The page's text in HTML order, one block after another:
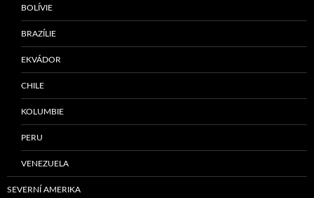
BOLÍVIE
BRAZÍLIE
EKVÁDOR
CHILE
KOLUMBIE
PERU
VENEZUELA
SEVERNÍ AMERIKA